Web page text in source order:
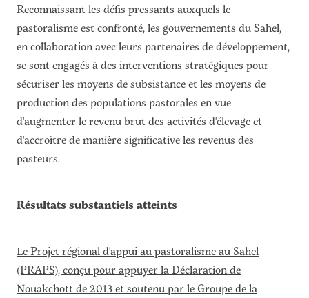
Reconnaissant les défis pressants auxquels le
pastoralisme est confronté, les gouvernements du Sahel,
en collaboration avec leurs partenaires de développement,
se sont engagés à des interventions stratégiques pour
sécuriser les moyens de subsistance et les moyens de
production des populations pastorales en vue
d'augmenter le revenu brut des activités d'élevage et
d'accroître de manière significative les revenus des
pasteurs.
Résultats substantiels atteints
Le Projet régional d'appui au pastoralisme au Sahel
(PRAPS), conçu pour appuyer la Déclaration de
Nouakchott de 2013 et soutenu par le Groupe de la